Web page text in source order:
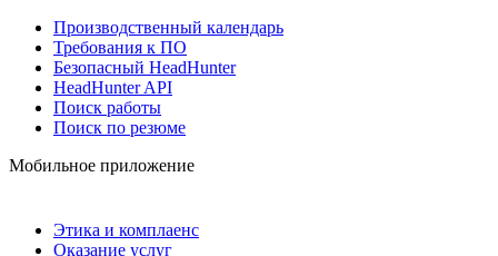
Производственный календарь
Требования к ПО
Безопасный HeadHunter
HeadHunter API
Поиск работы
Поиск по резюме
Мобильное приложение
Этика и комплаенс
Оказание услуг